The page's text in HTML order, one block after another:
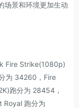
场景和环境更加生动
Strike(1080p)
为 34260，Fire
跑分为 28454，
Royal 跑分为